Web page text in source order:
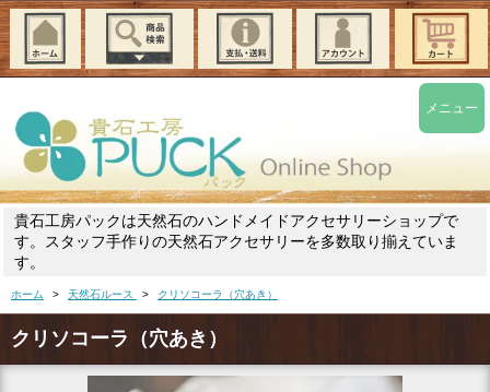
貴石工房パックは天然石のハンドメイドアクセサリーショップで
す。スタッフ手作りの天然石アクセサリーを多数取り揃えていま
す。
ホーム > 天然石ルース > クリソコーラ（穴あき）
クリソコーラ（穴あき）
メニュー